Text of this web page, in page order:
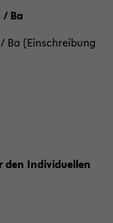
Ba
Ba (Einschreibung
den Individuellen